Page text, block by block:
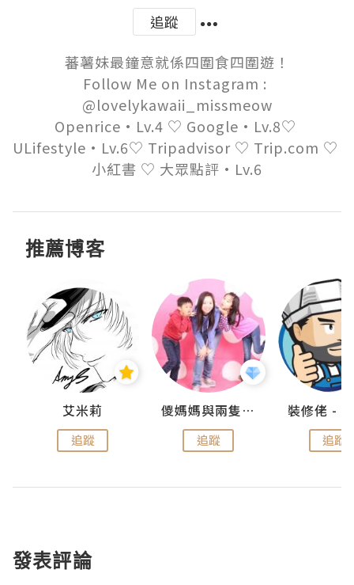
追蹤
蕃薯妹最鐘意就係四圍食四圍遊！
Follow Me on Instagram :
@lovelykawaii_missmeow
Openrice·Lv.4 ♡ Google·Lv.8♡
ULifestyle·Lv.6♡ Tripadvisor ♡ Trip.com ♡
小紅書 ♡ 大眾點評·Lv.6
推薦博客
艾米莉
追蹤
儍媽媽與兩隻小魔怪之家
追蹤 追蹤
發表評論